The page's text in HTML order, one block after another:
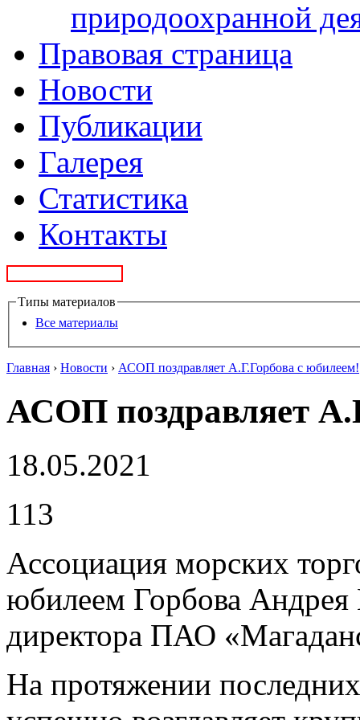
природоохранной
Правовая страница
Новости
Публикации
Галерея
Статистика
Контакты
Типы материалов
Все материалы
Главная › Новости › АСОП поздравляет А.Г.Горбова с юбилеем!
АСОП поздравляет
18.05.2021
113
Ассоциация морских
юбилеем Горбова Андрея
директора ПАО
На протяжении